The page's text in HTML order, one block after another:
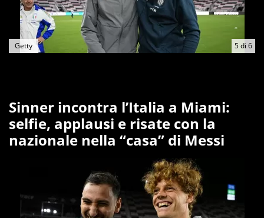
5di 6
Getty
Sinner incontra l’Italia a Miami:
selfie, applausi e risate con la
nazionale nella “casa” di Messi